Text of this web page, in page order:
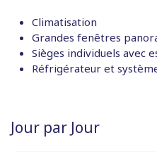
Climatisation
Grandes fenêtres
Sièges individuels avec
Réfrigérateur et
Jour par Jour